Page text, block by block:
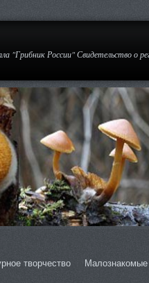
"Грибник России" Свидетельство о
творчество